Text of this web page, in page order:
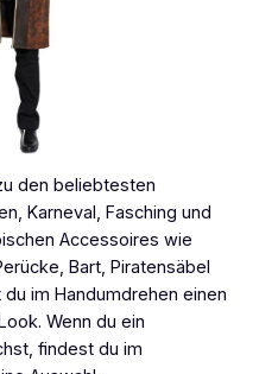
den beliebtesten
Karneval, Fasching und
Accessoires wie
Bart, Piratensäbel
im Handumdrehen einen
Wenn du ein
findest du im